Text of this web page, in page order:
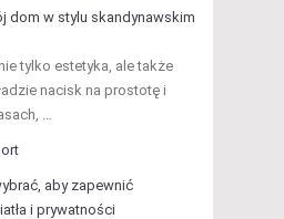
dom w stylu skandynawskim
tylko estetyka, ale także
nacisk na prostotę i
…
aby zapewnić
i prywatności